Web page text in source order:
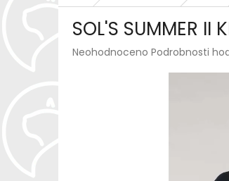
SOL'S SUMMER II
Průměrné
Neohodnoceno Podrobnosti